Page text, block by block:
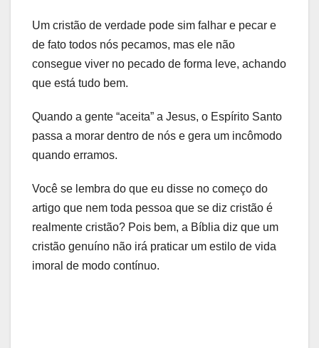
Um cristão de verdade pode sim falhar e pecar e
de fato todos nós pecamos, mas ele não
consegue viver no pecado de forma leve, achando
que está tudo bem.
Quando a gente “aceita” a Jesus, o Espírito Santo
passa a morar dentro de nós e gera um incômodo
quando erramos.
Você se lembra do que eu disse no começo do
artigo que nem toda pessoa que se diz cristão é
realmente cristão? Pois bem, a Bíblia diz que um
cristão genuíno não irá praticar um estilo de vida
imoral de modo contínuo.